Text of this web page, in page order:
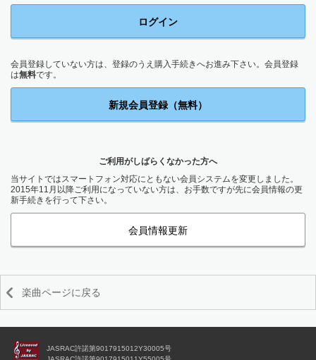
ログイン
会員登録していない方は、登録のうえ購入手続きへお進み下さい。会員登録
は無料です。
新規会員登録（無料）
ご利用がしばらくなかった方へ
当サイトではスマートフォン対応にともない会員システムを変更しました。
2015年11月以降ご利用になっていない方は、お手数ですが先に会員情報の更
新手続きを行って下さい。
会員情報更新
楽曲ページに戻る
JASRAC許諾第9017915012Y30005号